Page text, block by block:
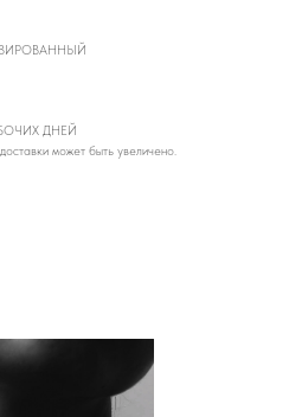
ДНЕЙ
может быть увеличено.